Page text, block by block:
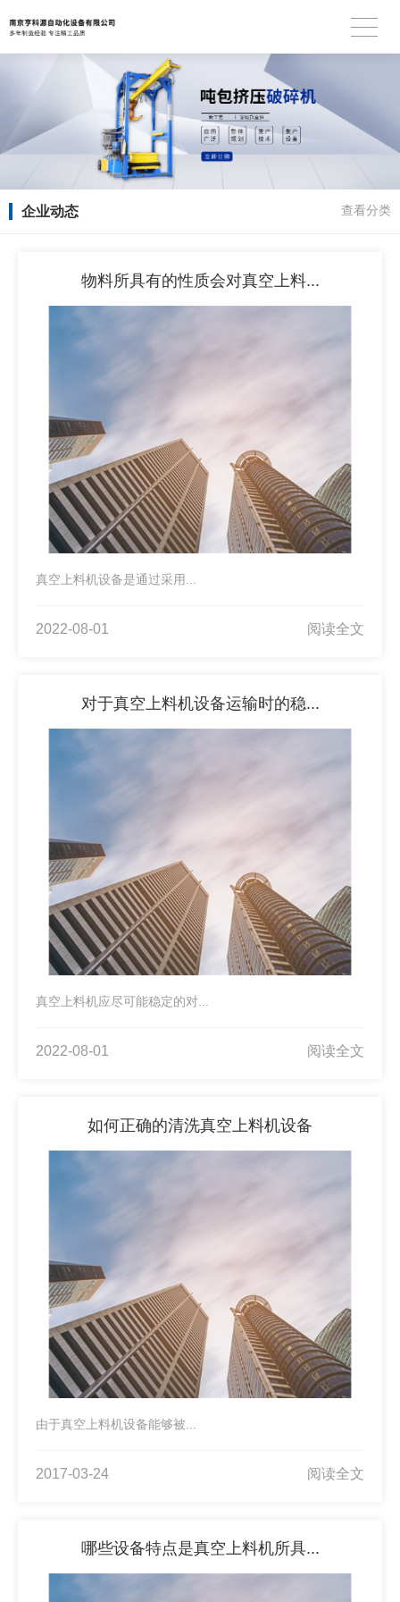
企业动态 查看分类
物料所具有的性质会对真空上料...
真空上料机设备是通过采用...
2022-08-01 阅读全文
对于真空上料机设备运输时的稳...
真空上料机应尽可能稳定的对...
2022-08-01 阅读全文
如何正确的清洗真空上料机设备
由于真空上料机设备能够被...
2017-03-24 阅读全文
哪些设备特点是真空上料机所具...